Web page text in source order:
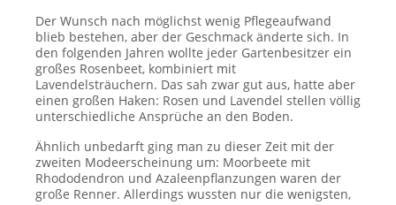
Der Wunsch nach möglichst wenig Pflegeaufwand
blieb bestehen, aber der Geschmack änderte sich. In
den folgenden Jahren wollte jeder Gartenbesitzer ein
großes Rosenbeet, kombiniert mit
Lavendelsträuchern. Das sah zwar gut aus, hatte aber
einen großen Haken: Rosen und Lavendel stellen völlig
unterschiedliche Ansprüche an den Boden.
Ähnlich unbedarft ging man zu dieser Zeit mit der
zweiten Modeerscheinung um: Moorbeete mit
Rhododendron und Azaleenpflanzungen waren der
große Renner. Allerdings wussten nur die wenigsten,